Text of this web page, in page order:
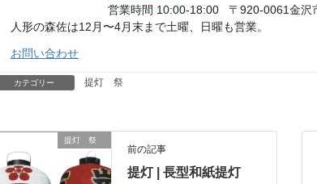
営業時間 10:00-18:00 〒920-0061金
人形の森佐は12月〜4月末まで土曜、日曜も営業。
お問い合わせ
カテゴリー 提灯 祭
提灯 祭
前の記事
提灯 | 長型和紙提灯